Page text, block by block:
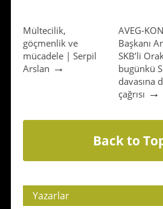
Mültecilik,
göçmenlik ve
mücadele | Serpil
Arslan →
AVEG-
Başkanı
SKB’li
bugünkü
davasına
çağrısı →
Back to
Yazarlar